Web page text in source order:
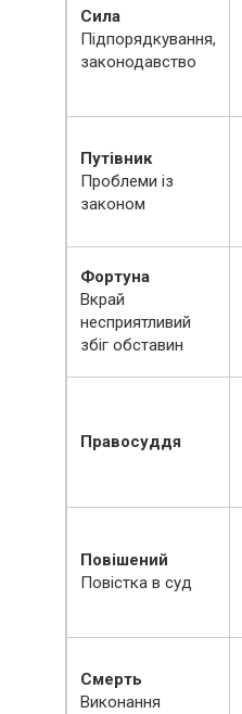
Сила
Підпорядкування,
законодавство
Путівник
Проблеми із
законом
Фортуна
Вкрай
несприятливий
збіг обставин
Правосуддя
Повішений
Повістка в суд
Смерть
Виконання